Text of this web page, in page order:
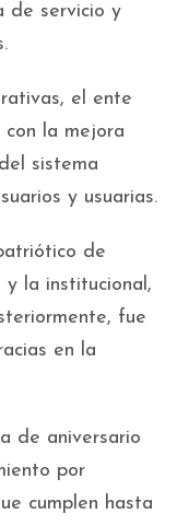
de servicio y
el ente
con la mejora
sistema
y usuarias.
de
la institucional,
fue
en la
de aniversario
por
cumplen hasta